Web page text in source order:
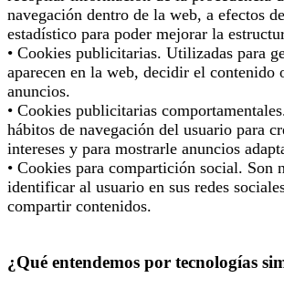
navegación dentro de la web, a efectos
estadístico para poder mejorar la
• Cookies publicitarias. Utilizadas para
aparecen en la web, decidir el contenido
anuncios.
• Cookies publicitarias
hábitos de navegación del usuario para
intereses y para mostrarle anuncios
• Cookies para compartición social. Son
identificar al usuario en sus redes
compartir contenidos.
¿Qué entendemos por tecnologías